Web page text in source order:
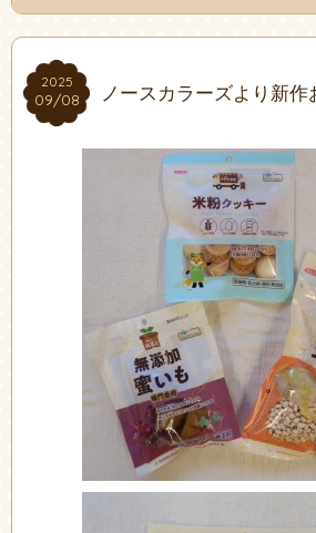
2025
09/08
2025
09/08 ノースカラーズより新作